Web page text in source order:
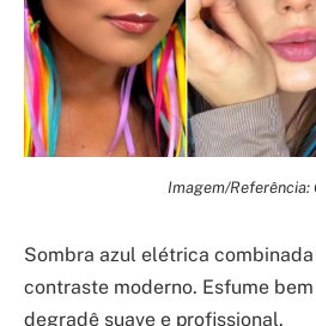
Imagem/Referência:
Sombra azul elétrica
contraste moderno. Esfume
degradê suave e profissional.